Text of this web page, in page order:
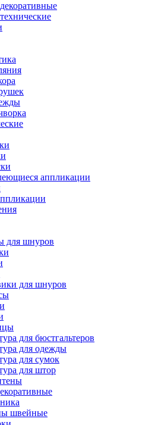
аппликации
для шнуров
для шнуров
для бюстгальтеров
для одежды
для сумок
для штор
швейные